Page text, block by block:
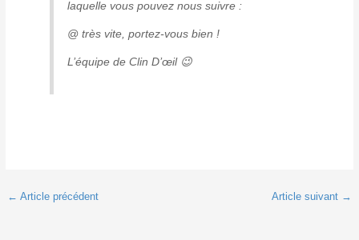
laquelle vous pouvez nous suivre :
@ très vite, portez-vous bien !
L’équipe de Clin D’œil 😉
← Article précédent Article suivant →